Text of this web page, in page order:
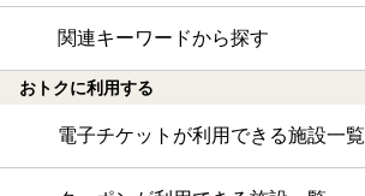
関連キーワードから探す
おトクに利用する
電子チケットが利用できる施設一覧